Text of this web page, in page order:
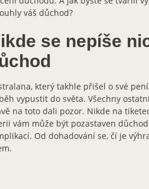
váš důchod?
se nepíše
který takhle přišel o své
vypustit do světa. Všechny
na toto dali pozor. Nikde na
vám může být pozastaven
Od dohadování se, čí je